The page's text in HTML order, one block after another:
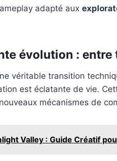
adapté aux
évolution :
véritable transition
est éclatante de vie.
mécanismes de
Valley : Guide Créatif